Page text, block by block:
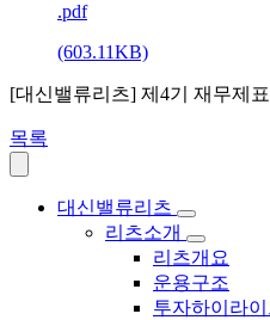
.pdf
(603.11KB)
[대신밸류리츠] 제4기 재무제
목록
대신밸류리츠
리츠소개
리츠개요
운용구조
투자하이라이